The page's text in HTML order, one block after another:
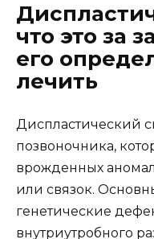
что это за
его
лечить
Диспластический
позвоночника,
врожденных
или связок.
генетические
внутриутробного